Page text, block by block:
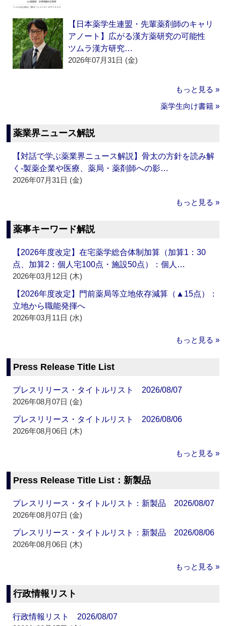
【日本薬学生連盟・先輩薬剤師のキャリ
アノート】広がる漢方薬研究の可能性
ツムラ漢方研究…
2026年07月31日 (金)
もっと見る »
薬学生向け書籍 »
薬業界ニュース解説
【対話で学ぶ薬業界ニュース解説】骨太の方針を読み解
く‐製薬企業や医療、薬局・薬剤師への影…
2026年07月31日 (金)
もっと見る »
薬事キーワード解説
【2026年度改定】在宅薬学総合体制加算（加算1：30
点、加算2：個人宅100点・施設50点）：個人…
2026年03月12日 (木)
【2026年度改定】門前薬局等立地依存減算（▲15点）：
立地から職能発揮へ
2026年03月11日 (水)
もっと見る »
Press Release Title List
プレスリリース・タイトルリスト 2026/08/07
2026年08月07日 (金)
プレスリリース・タイトルリスト 2026/08/06
2026年08月06日 (木)
もっと見る »
Press Release Title List：新製品
プレスリリース・タイトルリスト：新製品 2026/08/07
2026年08月07日 (金)
プレスリリース・タイトルリスト：新製品 2026/08/06
2026年08月06日 (木)
もっと見る »
行政情報リスト
行政情報リスト 2026/08/07